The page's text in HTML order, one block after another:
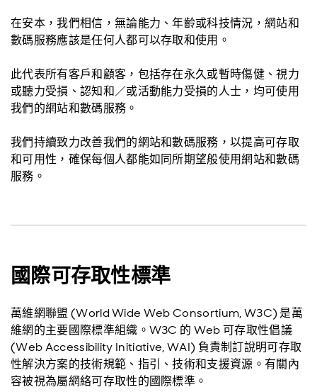
在安本，我們相信，無論能力、年齡或科技情況，網站和
數碼服務應該是任何人都可以存取和使用。
此代表所有客戶和顧客，包括存在永久或暫時傷健、視力
或聽力受損、認知和／或活動能力受損的人士，均可使用
我們的網站和數碼服務。
我們持續致力改善我們的網站和數碼服務，以提高可存取
和可用性，確保每個人都能如同所期望般使用網站和數碼
服務。
國際可存取性標準
萬維網聯盟 (World Wide Web Consortium, W3C) 是萬
維網的主要國際標準組織。W3C 的 Web 可存取性倡議
(Web Accessibility Initiative, WAI) 負責制訂說明可存取
性解決方案的技術規範、指引、技術和支援資源。有關內
容被視為屬網絡可存取性的國際標準。